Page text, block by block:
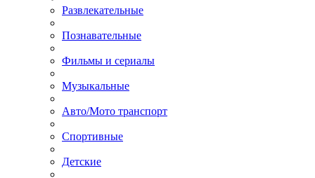
Развлекательные
Познавательные
Фильмы и сериалы
Музыкальные
Авто/Мото транспорт
Спортивные
Детские